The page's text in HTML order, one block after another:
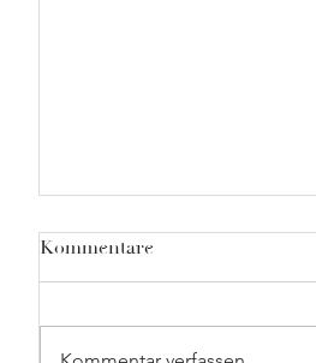
Kommentare